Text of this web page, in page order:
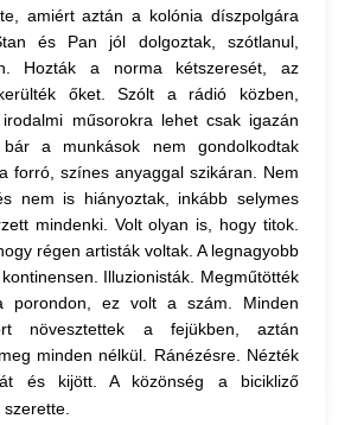
amiért aztán a kolónia díszpolgára
és Pan jól dolgoztak, szótlanul,
Hozták a norma kétszeresét, az
őket. Szólt a rádió közben,
műsorokra lehet csak igazán
a munkások nem gondolkodtak
forró, színes anyaggal szikáran. Nem
nem is hiányoztak, inkább selymes
mindenki. Volt olyan is, hogy titok.
régen artisták voltak. A legnagyobb
Illuzionisták. Megműtötték
porondon, ez volt a szám. Minden
növesztettek a fejükben, aztán
minden nélkül. Ránézésre. Nézték
és kijött. A közönség a bicikliző